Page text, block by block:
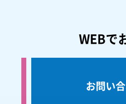
WEBで
お問い